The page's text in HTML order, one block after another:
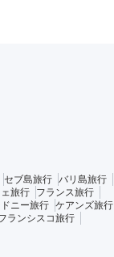
セブ島旅行 バリ島旅行
旅行
フランス旅行
ニー旅行 ケアンズ旅行
ランシスコ旅行